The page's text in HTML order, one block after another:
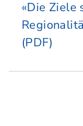
«Die Ziele
(PDF)